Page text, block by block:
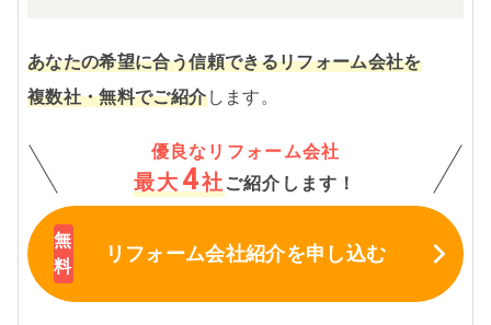
あなたの希望に合う信頼できるリフォーム会社を
複数社・無料でご紹介します。
優良なリフォーム会社
最大 4社 ご紹介します！
リフォーム会社紹介を申し込む